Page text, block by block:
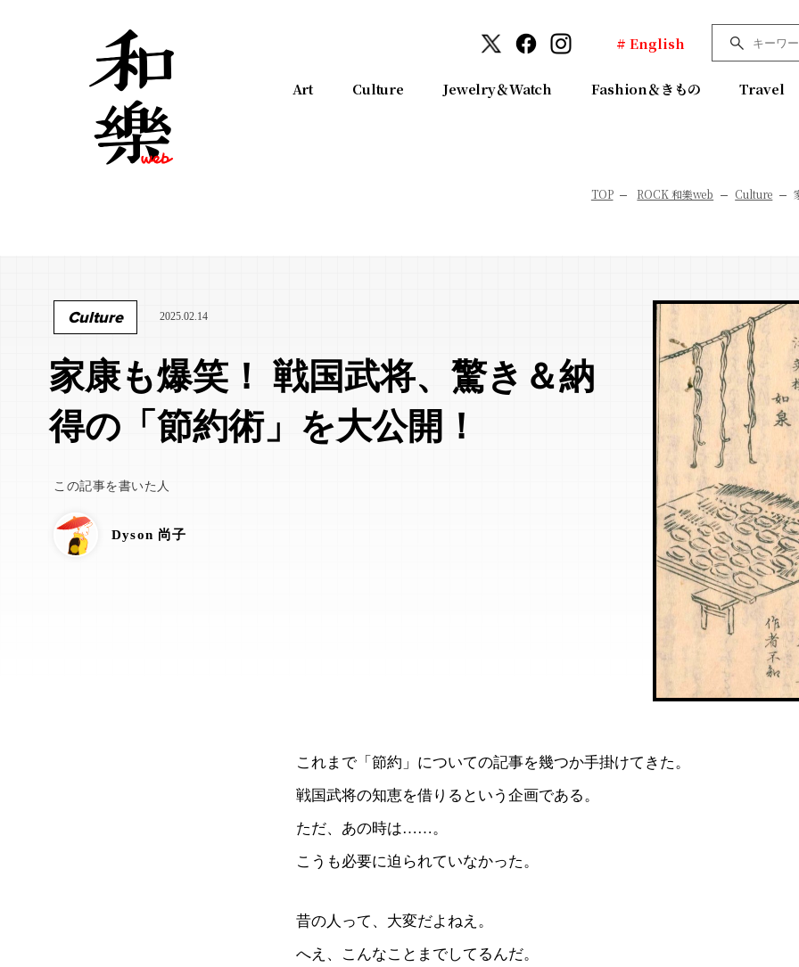
# English
Art Culture Jewelry＆Watch Fashion＆きもの Travel
TOP ROCK 和樂web Culture
Culture 2025.02.14
家康も爆笑！ 戦国武将、驚き＆納
得の「節約術」を大公開！
この記事を書いた人
Dyson 尚子
これまで「節約」についての記事を幾つか手掛けてきた。
戦国武将の知恵を借りるという企画である。
ただ、あの時は……。
こうも必要に迫られていなかった。
昔の人って、大変だよねえ。
へえ、こんなことまでしてるんだ。